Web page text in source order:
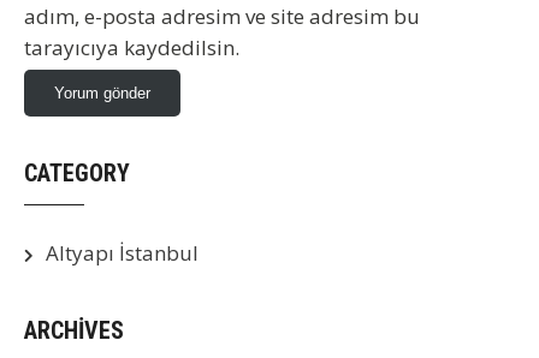
adım, e-posta adresim ve site adresim bu
tarayıcıya kaydedilsin.
CATEGORY
Altyapı İstanbul
ARCHIVES